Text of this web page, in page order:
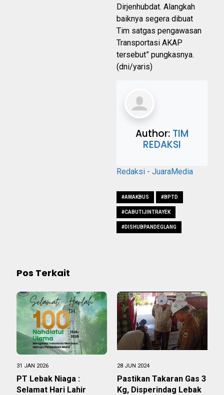
Dirjenhubdat. Alangkah
baiknya segera dibuat
Tim satgas pengawasan
Transportasi AKAP
tersebut” pungkasnya.
(dni/yaris)
Author: TIM
REDAKSI
Redaksi - JuaraMedia
#AWAKBUS #BPTD
#CABUTIJINTRAYEK
#DISHUBPANDEGLANG
Pos Terkait
31 JAN 2026
PT Lebak Niaga :
Selamat Hari Lahir
28 JUN 2024
Pastikan Takaran Gas 3
Kg, Disperindag Lebak